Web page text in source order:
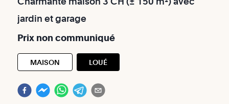
jardinetgarage
Prix noncommuniqué
MAISON LOUÉ